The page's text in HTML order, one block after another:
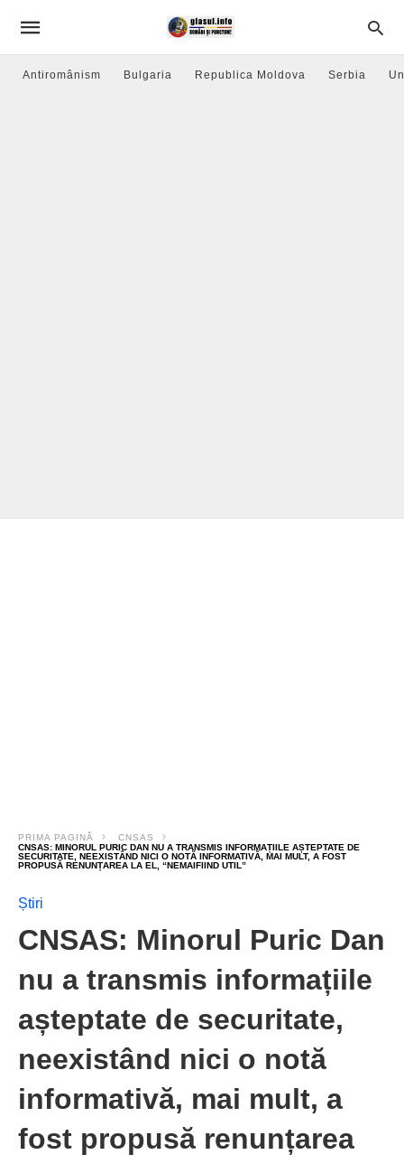
Antiromânism Bulgaria Republica Moldova Serbia
PRIMA PAGINĂ
CNSAS
CNSAS: MINORUL PURIC DAN NU A TRANSMIS INFORMAȚIILE AȘTEPTATE DE
SECURITATE, NEEXISTÂND NICI O NOTĂ INFORMATIVĂ, MAI MULT, A FOST
PROPUSĂ RENUNȚAREA LA EL, “NEMAIFIIND UTIL”
Știri
CNSAS: Minorul Puric Dan
nu a transmis informațiile
așteptate de securitate,
neexistând nici o notă
informativă, mai mult, a
fost propusă renunțarea